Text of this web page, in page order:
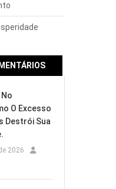
O Excesso
Destrói Sua
2026